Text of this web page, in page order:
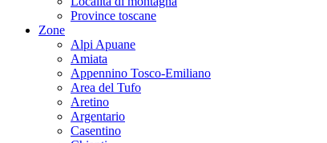
Province toscane
Zone
Alpi Apuane
Amiata
Appennino Tosco-Emiliano
Area del Tufo
Aretino
Argentario
Casentino